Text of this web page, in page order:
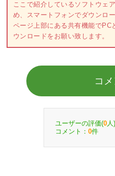
ここで紹介しているソフトウェ
め、スマートフォンでダウンロ
ページ上部にある共有機能でPC
ウンロードをお願い致します。
コ
ユーザーの評価(0 人
コメント： 0件